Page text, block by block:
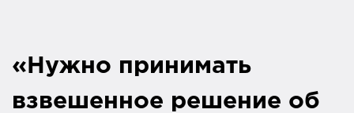
«Нужно принимать
взвешенное решение об